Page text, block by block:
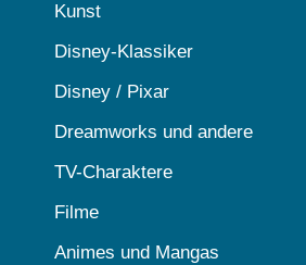
Kunst
Disney-Klassiker
Disney / Pixar
Dreamworks und andere
TV-Charaktere
Filme
Animes und Mangas